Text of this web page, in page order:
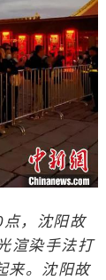
，沈阳故
渲染手法打
来。沈阳故